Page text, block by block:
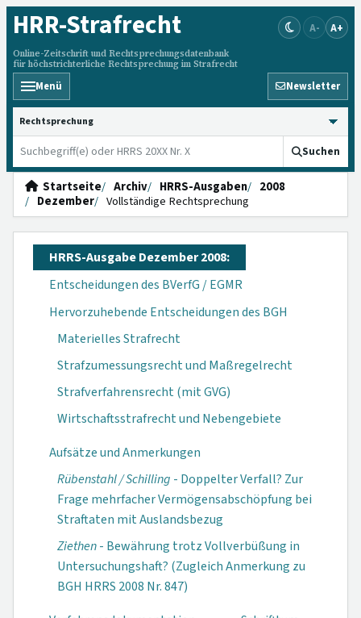
HRR-Strafrecht
Online-Zeitschrift und Rechtsprechungsdatenbank
für höchstrichterliche Rechtsprechung im Strafrecht
A- A+
Menü Newsletter
HRRS durchsuchen
Suchen
Startseite Archiv HRRS-Ausgaben
2008
Dezember
Vollständige Rechtsprechung
HRRS-Ausgabe Dezember 2008:
Entscheidungen des BVerfG / EGMR
Hervorzuhebende Entscheidungen des BGH
Materielles Strafrecht
Strafzumessungsrecht und Maßregelrecht
Strafverfahrensrecht (mit GVG)
Wirtschaftsstrafrecht und Nebengebiete
Aufsätze und Anmerkungen
Rübenstahl / Schilling - Doppelter Verfall? Zur
Frage mehrfacher Vermögensabschöpfung bei
Straftaten mit Auslandsbezug
Ziethen- Bewährung trotz Vollverbüßung in
Untersuchungshaft? (Zugleich Anmerkung zu
BGH HRRS 2008 Nr. 847)